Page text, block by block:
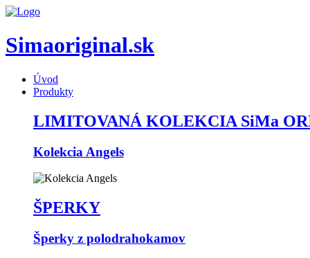
Simaoriginal.sk
Úvod
Produkty
LIMITOVANÁ KOLEKCIA SiMa
Kolekcia Angels
ŠPERKY
Šperky z polodrahokamov